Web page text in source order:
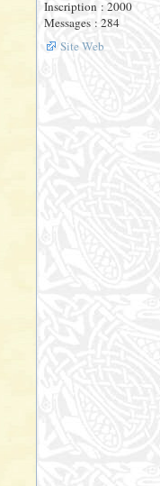
Inscription : 2000
Messages : 284
Site Web